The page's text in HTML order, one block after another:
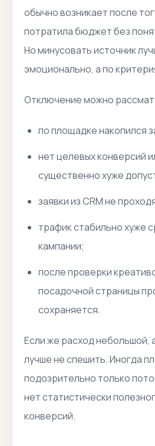
обычно возникает после
потратила бюджет без
Но минусовать источник
эмоционально, а по
Отключение можно
по площадке накопился
нет целевых конверсий
существенно хуже
заявки из CRM не
трафик стабильно хуже
кампании;
после проверки
посадочной страницы
сохраняется.
Если же расход небольшой,
лучше не спешить. Иногда
подозрительно только
нет статистически
конверсий.